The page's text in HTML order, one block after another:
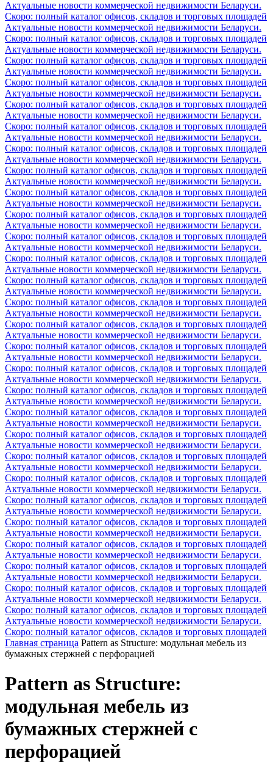
Актуальные новости коммерческой недвижимости Беларуси.
Скоро: полный каталог офисов, складов и торговых площадей
Актуальные новости коммерческой недвижимости Беларуси.
Скоро: полный каталог офисов, складов и торговых площадей
Актуальные новости коммерческой недвижимости Беларуси.
Скоро: полный каталог офисов, складов и торговых площадей
Актуальные новости коммерческой недвижимости Беларуси.
Скоро: полный каталог офисов, складов и торговых площадей
Актуальные новости коммерческой недвижимости Беларуси.
Скоро: полный каталог офисов, складов и торговых площадей
Актуальные новости коммерческой недвижимости Беларуси.
Скоро: полный каталог офисов, складов и торговых площадей
Актуальные новости коммерческой недвижимости Беларуси.
Скоро: полный каталог офисов, складов и торговых площадей
Актуальные новости коммерческой недвижимости Беларуси.
Скоро: полный каталог офисов, складов и торговых площадей
Актуальные новости коммерческой недвижимости Беларуси.
Скоро: полный каталог офисов, складов и торговых площадей
Актуальные новости коммерческой недвижимости Беларуси.
Скоро: полный каталог офисов, складов и торговых площадей
Актуальные новости коммерческой недвижимости Беларуси.
Скоро: полный каталог офисов, складов и торговых площадей
Актуальные новости коммерческой недвижимости Беларуси.
Скоро: полный каталог офисов, складов и торговых площадей
Актуальные новости коммерческой недвижимости Беларуси.
Скоро: полный каталог офисов, складов и торговых площадей
Актуальные новости коммерческой недвижимости Беларуси.
Скоро: полный каталог офисов, складов и торговых площадей
Актуальные новости коммерческой недвижимости Беларуси.
Скоро: полный каталог офисов, складов и торговых площадей
Актуальные новости коммерческой недвижимости Беларуси.
Скоро: полный каталог офисов, складов и торговых площадей
Актуальные новости коммерческой недвижимости Беларуси.
Скоро: полный каталог офисов, складов и торговых площадей
Актуальные новости коммерческой недвижимости Беларуси.
Скоро: полный каталог офисов, складов и торговых площадей
Актуальные новости коммерческой недвижимости Беларуси.
Скоро: полный каталог офисов, складов и торговых площадей
Актуальные новости коммерческой недвижимости Беларуси.
Скоро: полный каталог офисов, складов и торговых площадей
Актуальные новости коммерческой недвижимости Беларуси.
Скоро: полный каталог офисов, складов и торговых площадей
Актуальные новости коммерческой недвижимости Беларуси.
Скоро: полный каталог офисов, складов и торговых площадей
Актуальные новости коммерческой недвижимости Беларуси.
Скоро: полный каталог офисов, складов и торговых площадей
Актуальные новости коммерческой недвижимости Беларуси.
Скоро: полный каталог офисов, складов и торговых площадей
Актуальные новости коммерческой недвижимости Беларуси.
Скоро: полный каталог офисов, складов и торговых площадей
Актуальные новости коммерческой недвижимости Беларуси.
Скоро: полный каталог офисов, складов и торговых площадей
Актуальные новости коммерческой недвижимости Беларуси.
Скоро: полный каталог офисов, складов и торговых площадей
Актуальные новости коммерческой недвижимости Беларуси.
Скоро: полный каталог офисов, складов и торговых площадей
Актуальные новости коммерческой недвижимости Беларуси.
Скоро: полный каталог офисов, складов и торговых площадей
Главная страница Pattern as Structure: модульная мебель из
бумажных стержней с перфорацией
Pattern as Structure:
модульная мебель из
бумажных стержней с
перфорацией